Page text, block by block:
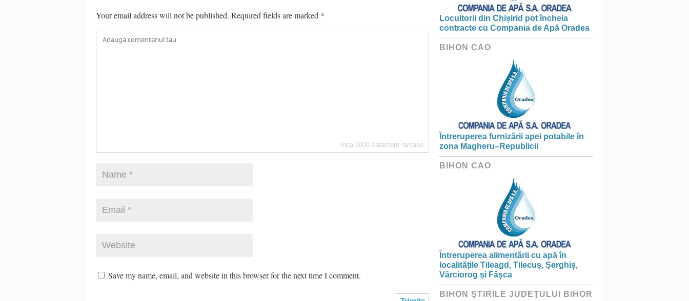
Your email address will not be published. Required fields are marked *
inca 1000 caractere ramase
Save my name, email, and website in this browser for the next time I comment.
Locuitorii din Chișirid pot încheia
contracte cu Compania de Apă Oradea
BIHON CAO
Întreruperea furnizării apei potabile în
zona Magheru–Republicii
BIHON CAO
Întreruperea alimentării cu apă în
localitățile Tileagd, Tilecuș, Șerghiș,
Vârciorog și Fâșca
BIHON ŞTIRILE JUDEŢULUI BIHOR